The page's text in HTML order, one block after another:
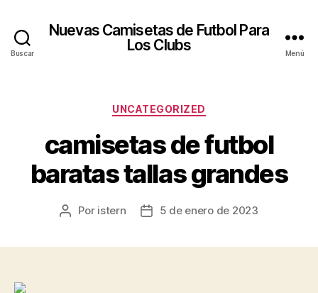
Buscar
Nuevas Camisetas de Futbol Para
Los Clubs
Menú
Categorías
UNCATEGORIZED
camisetas de futbol
baratas tallas grandes
Autor
Por istern
Fecha5 de enero de 2023